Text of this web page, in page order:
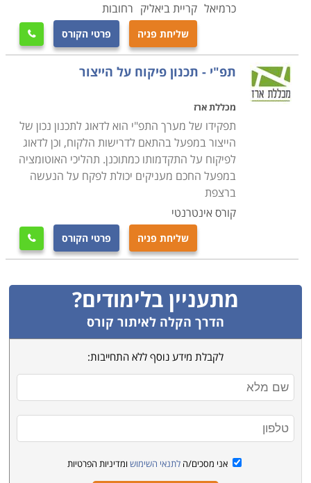
כרמיאל קריית ביאליק רחובות
שליחת פניה פרטי הקורס 
תפ"י - תכנון פיקוח על הייצור
מכללת ארז
תפקידו של מערך התפ"י הוא לדאוג לתכנון נכון של
הייצור במפעל בהתאם לדרישות הלקוח, וכן לדאוג
לפיקוח על התקדמותו כמתוכנן. תהליכי האוטומציה
במפעל החכם מעניקים יכולת לפקח על הנעשה
ברצפת
קורס אינטרנטי
שליחת פניה פרטי הקורס 
מתעניין בלימודים?
הדרך הקלה לאיתור קורס
לקבלת מידע נוסף ללא התחייבות:
אני מסכים/ה לתנאי השימוש ומדיניות הפרטיות